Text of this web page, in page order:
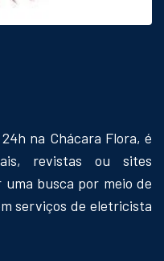
na Chácara Flora, é
revistas ou sites
busca por meio de
serviços de eletricista